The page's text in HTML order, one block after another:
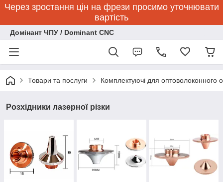
Через зростання цін на фрези просимо уточнювати
вартість
Домінант ЧПУ / Dominant CNC
Товари та послуги Комплектуючі для оптоволоконного
Розхідники лазерної різки